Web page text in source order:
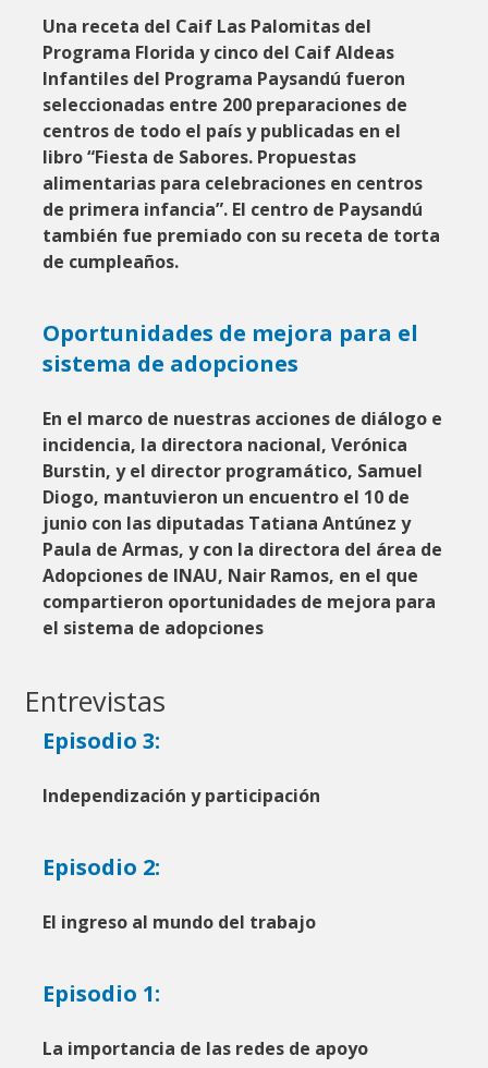
Una receta del Caif Las Palomitas del
Programa Florida y cinco del Caif Aldeas
Infantiles del Programa Paysandú fueron
seleccionadas entre 200 preparaciones de
centros de todo el país y publicadas en el
libro “Fiesta de Sabores. Propuestas
alimentarias para celebraciones en centros
de primera infancia”. El centro de Paysandú
también fue premiado con su receta de torta
de cumpleaños.
Oportunidades de mejora para el
sistema de adopciones
En el marco de nuestras acciones de diálogo e
incidencia, la directora nacional, Verónica
Burstin, y el director programático, Samuel
Diogo, mantuvieron un encuentro el 10 de
junio con las diputadas Tatiana Antúnez y
Paula de Armas, y con la directora del área de
Adopciones de INAU, Nair Ramos, en el que
compartieron oportunidades de mejora para
el sistema de adopciones
Entrevistas
Episodio 3:
Independización y participación
Episodio 2:
El ingreso al mundo del trabajo
Episodio 1:
La importancia de las redes de apoyo